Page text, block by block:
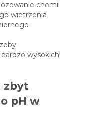
chemii
wietrzenia
wysokich
zbyt
pH w